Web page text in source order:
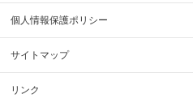
個人情報保護ポリシー
サイトマップ
リンク